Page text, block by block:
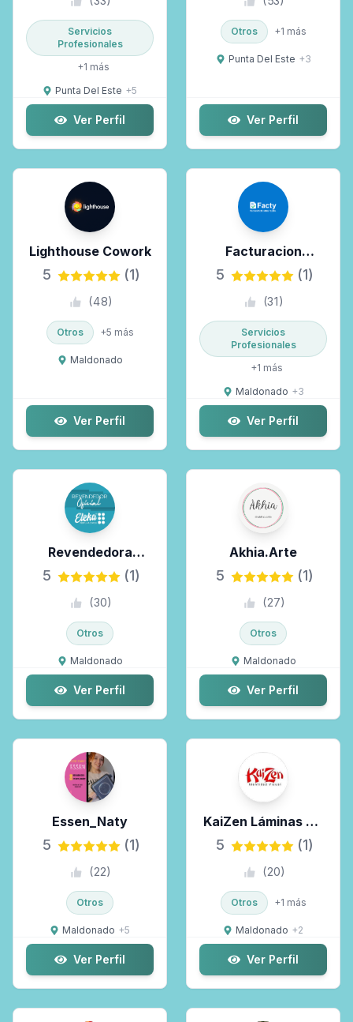
Servicios
Profesionales
+1 más
Punta Del Este +5
Ver Perfil
Otros +1 más
Punta Del Este +3
Ver Perfil
Lighthouse Cowork
5 (1)
(48)
Otros +5 más
Maldonado
Ver Perfil
Facturacion
Electronica
5 (1)
(31)
Servicios
Profesionales
+1 más
Maldonado +3
Ver Perfil
Revendedora
Perfumadores Eleka
5 (1)
(30)
Otros
Maldonado
Ver Perfil
Akhia.arte
5 (1)
(27)
Otros
Maldonado
Ver Perfil
Essen_Naty
5 (1)
(22)
Otros
Maldonado +5
Ver Perfil
KaiZen Láminas De
Seguridad Y Vinilos
5 (1)
(20)
Otros +1 más
Maldonado +2
Ver Perfil